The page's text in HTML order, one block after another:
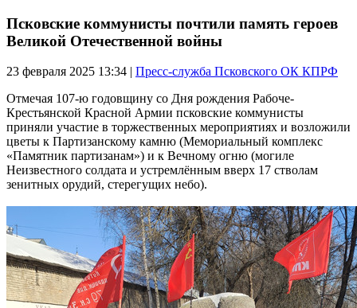
Псковские коммунисты почтили память героев
Великой Отечественной войны
23 февраля 2025 13:34 | Пресс-служба Псковского ОК КПРФ
Отмечая 107-ю годовщину со Дня рождения Рабоче-
Крестьянской Красной Армии псковские коммунисты
приняли участие в торжественных мероприятиях и возложили
цветы к Партизанскому камню (Мемориальный комплекс
«Памятник партизанам») и к Вечному огню (могиле
Неизвестного солдата и устремлённым вверх 17 стволам
зенитных орудий, стерегущих небо).